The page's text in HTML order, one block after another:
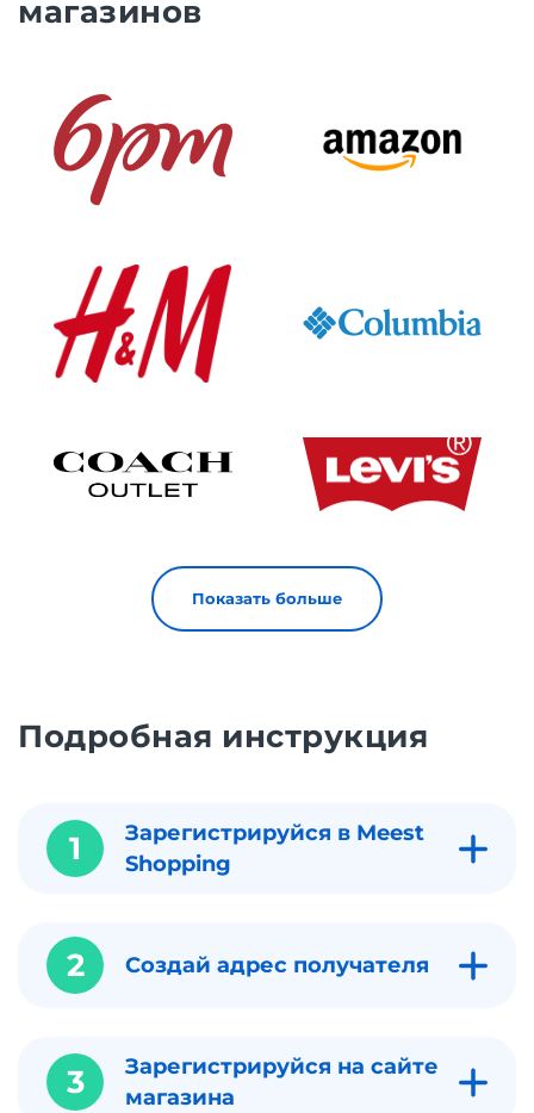
магазинов
Показать больше
Подробная инструкция
1
Зарегистрируйся в Meest
Shopping
2 Создай адрес получателя
3
Зарегистрируйся на сайте
магазина